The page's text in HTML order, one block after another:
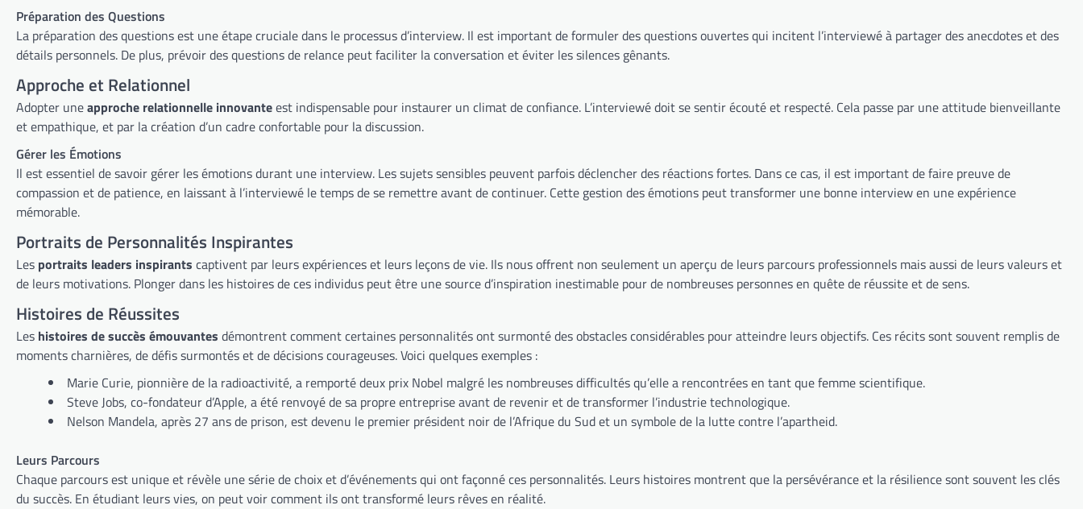
Préparation des Questions
La préparation des questions est une étape cruciale dans le processus d’interview. Il est important de formuler des questions ouvertes qui incitent l’interviewé à partager des anecdotes et des
détails personnels. De plus, prévoir des questions de relance peut faciliter la conversation et éviter les silences gênants.
Approche et Relationnel
Adopter uneapproche relationnelle innovanteest indispensable pour instaurer un climat de confiance. L’interviewé doit se sentir écouté et respecté. Cela passe par une attitude bienveillante
et empathique, et par la création d’un cadre confortable pour la discussion.
Gérer les Émotions
Il est essentiel de savoir gérer les émotions durant une interview. Les sujets sensibles peuvent parfois déclencher des réactions fortes. Dans ce cas, il est important de faire preuve de
compassion et de patience, en laissant à l’interviewé le temps de se remettre avant de continuer. Cette gestion des émotions peut transformer une bonne interview en une expérience
mémorable.
Portraits de Personnalités Inspirantes
Les portraits leaders inspirants captivent par leurs expériences et leurs leçons de vie. Ils nous offrent non seulement un aperçu de leurs parcours professionnels mais aussi de leurs valeurs et
de leurs motivations. Plonger dans les histoires de ces individus peut être une source d’inspiration inestimable pour de nombreuses personnes en quête de réussite et de sens.
Histoires de Réussites
Les histoires de succès émouvantes démontrent comment certaines personnalités ont surmonté des obstacles considérables pour atteindre leurs objectifs. Ces récits sont souvent remplis de
moments charnières, de défis surmontés et de décisions courageuses. Voici quelques exemples :
Marie Curie, pionnière de la radioactivité, a remporté deux prix Nobel malgré les nombreuses difficultés qu’elle a rencontrées en tant que femme scientifique.
Steve Jobs, co-fondateur d’Apple, a été renvoyé de sa propre entreprise avant de revenir et de transformer l’industrie technologique.
Nelson Mandela, après 27 ans de prison, est devenu le premier président noir de l’Afrique du Sud et un symbole de la lutte contre l’apartheid.
Leurs Parcours
Chaque parcours est unique et révèle une série de choix et d’événements qui ont façonné ces personnalités. Leurs histoires montrent que la persévérance et la résilience sont souvent les clés
du succès. En étudiant leurs vies, on peut voir comment ils ont transformé leurs rêves en réalité.